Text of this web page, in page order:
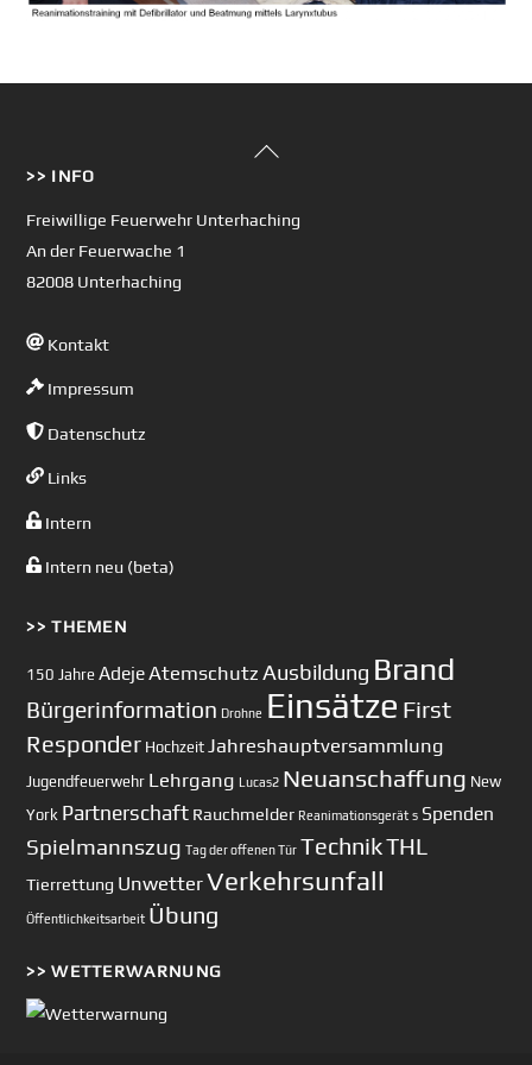
Back
>> INFO
Freiwillige Feuerwehr Unterhaching
An der Feuerwache 1
82008 Unterhaching
Kontakt
Impressum
Datenschutz
Links
Intern
Intern neu (beta)
>> THEMEN
150 Jahre AdejeAtemschutz Ausbildung Brand
Bürgerinformation Drohne Einsätze First
Responder Hochzeit Jahreshauptversammlung
Jugendfeuerwehr Lehrgang Lucas2 Neuanschaffung New
York Partnerschaft Rauchmelder Reanimationsgerät s Spenden
Spielmannszug Tag der offenen Tür TechnikTHL
Tierrettung UnwetterVerkehrsunfall
Öffentlichkeitsarbeit Übung
>> WETTERWARNUNG